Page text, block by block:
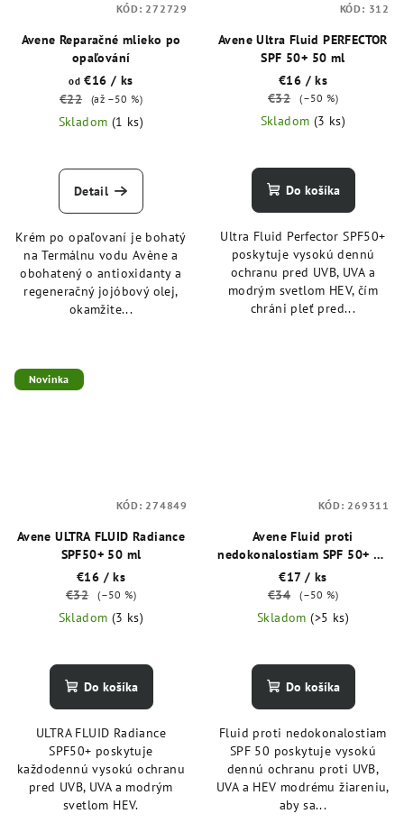
Avene Reparačné mlieko po
opaľování
od €16/ ks
€22
(až –50 %)
Skladom (1 ks)
Detail
Krém po opaľovaní je bohatý
na Termálnu vodu Avène a
obohatený o antioxidanty a
regeneračný jojóbový olej,
okamžite...
KÓD: 272729
Avene Ultra Fluid PERFECTOR
SPF 50+ 50 ml
€16 / ks
€32
(–50 %)
Skladom (3 ks)
Do košíka
Ultra Fluid Perfector SPF50+
poskytuje vysokú dennú
ochranu pred UVB, UVA a
modrým svetlom HEV, čím
chráni pleť pred...
KÓD: 312
Novinka
Avene ULTRA FLUID Radiance
SPF50+ 50 ml
€16 / ks
€32
(–50 %)
Skladom (3 ks)
Do košíka
ULTRA FLUID Radiance
SPF50+ poskytuje
každodennú vysokú ochranu
pred UVB, UVA a modrým
svetlom HEV.
KÓD: 274849
Avene Fluid proti
nedokonalostiam SPF 50+ 40
ml
€17 / ks
€34
(–50 %)
Skladom(>5 ks)
Do košíka
Fluid proti nedokonalostiam
SPF 50 poskytuje vysokú
dennú ochranu proti UVB,
UVA a HEV modrému žiareniu,
aby sa...
KÓD: 269311